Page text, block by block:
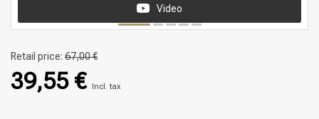
Video
Retail price: 67,00 €
39,55 € Incl. tax